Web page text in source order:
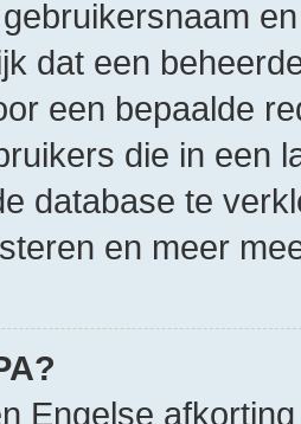
dat een
een bepaalde
die in een
database te
en meer
Engelse